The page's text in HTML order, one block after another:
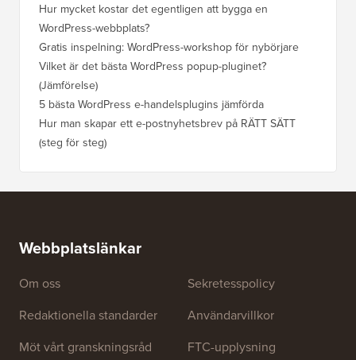
Hur mycket kostar det egentligen att bygga en
WordPress-webbplats?
Gratis inspelning: WordPress-workshop för nybörjare
Vilket är det bästa WordPress popup-pluginet?
5 bästa WordPress e-handelsplugins jämförda
Hur